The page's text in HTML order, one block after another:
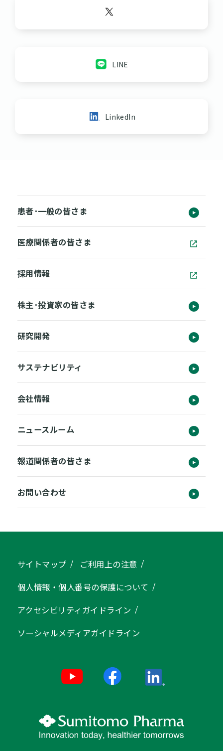
LINE
LinkedIn
患者･一般の皆さま
医療関係者の皆さま
採用情報
株主･投資家の皆さま
研究開発
サステナビリティ
会社情報
ニュースルーム
報道関係者の皆さま
お問い合わせ
サイトマップ
ご利用上の注意
個人情報・個人番号の保護について
アクセシビリティガイドライン
ソーシャルメディアガイドライン